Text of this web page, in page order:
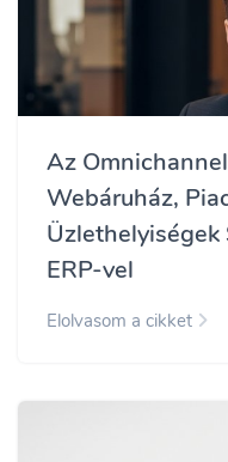
Az
Webáruház,
ERP-vel
Elolvasom a cikket